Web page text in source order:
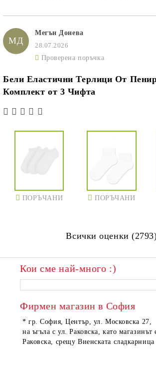
МД
Мегън Донева
28.07.2026
Проверена поръчка
Бели Еластични Терлици От
Комплект от 3 Чифта
ПОРЪЧАНИ ПОРЪЧАНИ
Всички оценки
Кои сме най-много :)
Фирмен магазин в София
* гр. София, Център, ул. Московска 27,
на ъгъла с ул. Раковска, като магазинът
Раковска, срещу Виенската сладкарница